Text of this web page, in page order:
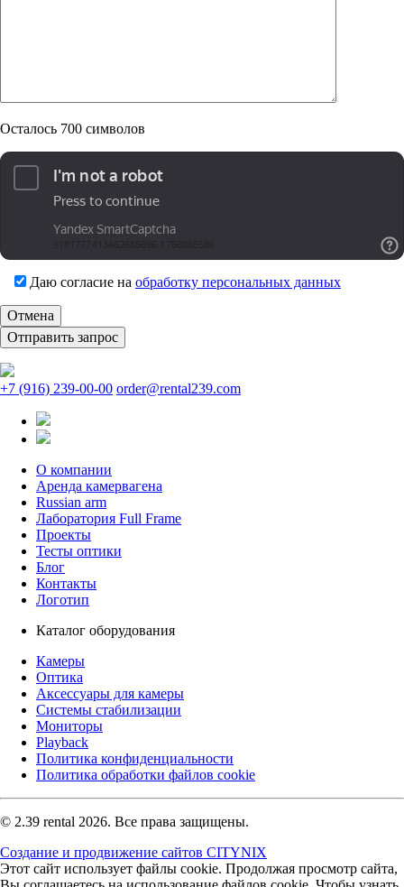
Осталось 700 символов
Даю согласие на обработку персональных данных
Отмена
+7 (916) 239-00-00 order@rental239.com
О компании
Аренда камервагена
Russian arm
Лаборатория Full Frame
Проекты
Тесты оптики
Блог
Контакты
Логотип
Каталог оборудования
Камеры
Оптика
Аксессуары для камеры
Системы стабилизации
Мониторы
Playback
Политика конфиденциальности
Политика обработки файлов cookie
© 2.39 rental 2026. Все права защищены.
Создание и продвижение сайтов CITYNIX
Этот сайт использует файлы cookie. Продолжая просмотр сайта,